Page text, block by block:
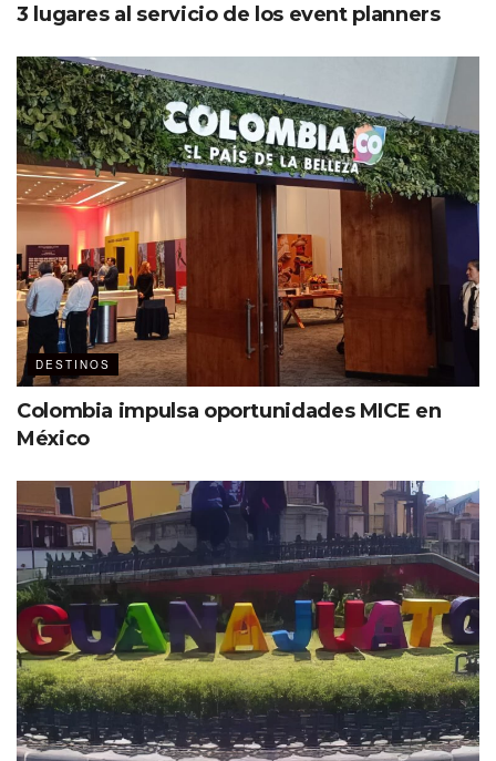
3 lugares al servicio de los event planners
DESTINOS
Colombia impulsa oportunidades MICE en
México